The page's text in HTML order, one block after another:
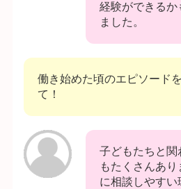
経験ができるか
ました。
働き始めた頃のエピソード
て！
子どもたちと関
もたくさんあ
に相談しやすい